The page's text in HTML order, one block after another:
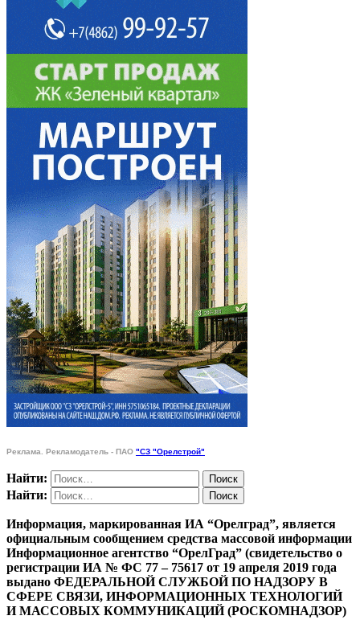
Реклама. Рекламодатель - ПАО "СЗ "Орелстрой"
Найти:
Найти:
Информация, маркированная ИА “Орелград”, является
официальным сообщением средства массовой информации
Информационное агентство “ОрелГрад” (свидетельство о
регистрации ИА № ФС 77 – 75617 от 19 апреля 2019 года
выдано ФЕДЕРАЛЬНОЙ СЛУЖБОЙ ПО НАДЗОРУ В
СФЕРЕ СВЯЗИ, ИНФОРМАЦИОННЫХ ТЕХНОЛОГИЙ
И МАССОВЫХ КОММУНИКАЦИЙ (РОСКОМНАДЗОР)